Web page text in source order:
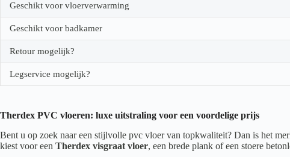
Geschikt voor vloerverwarming
Geschikt voor badkamer
Retour mogelijk?
Legservice mogelijk?
Therdex PVC vloeren: luxe uitstraling voor een voordelige prijs
Bent u op zoek naar een stijlvolle pvc vloer van topkwaliteit? Dan is het
kiest voor een Therdex visgraat vloer, een brede plank of een stoere